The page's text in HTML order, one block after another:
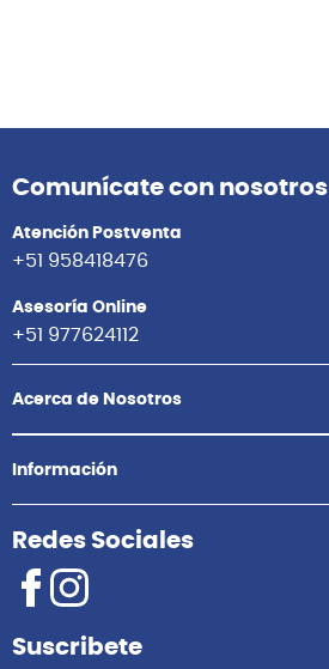
Comunícate con nosotros
Atención Postventa
+51 958418476
Asesoría Online
+51 977624112
Acerca de Nosotros
Información
Redes Sociales
Suscribete